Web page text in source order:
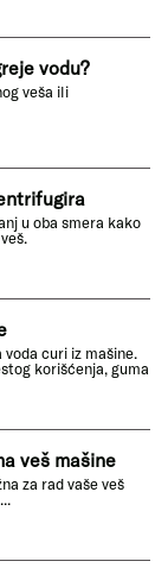
vodu?
veša ili
u oba smera kako
voda curi iz mašine.
korišćenja, guma
veš mašine
za rad vaše veš